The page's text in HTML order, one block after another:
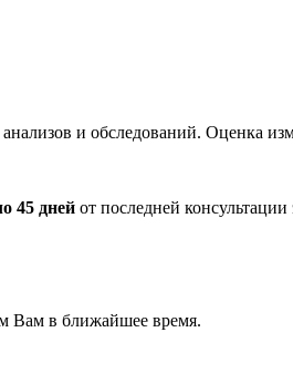
и обследований. Оценка
45 дней от последней
Вам в ближайшее время.